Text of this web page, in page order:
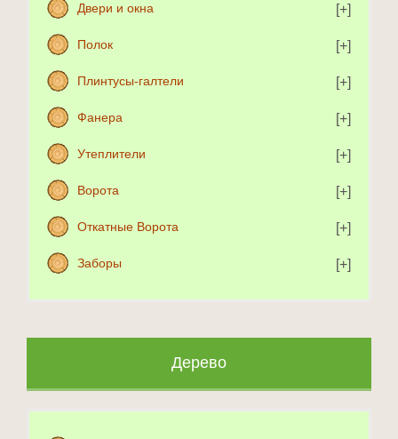
Двери и окна
Полок
Плинтусы-галтели
Фанера
Утеплители
Ворота
Откатные Ворота
Заборы
Дерево